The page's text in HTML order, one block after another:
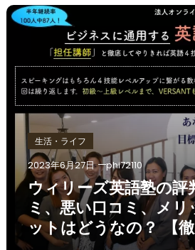
生活・ライフ
2023年6月27日 phi72110
ウィリーズ英語塾の評
ミ、悪い口コミ、メ
ットはどうなの？ 【徹